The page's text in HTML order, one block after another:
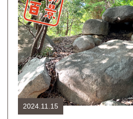
2024.11.15